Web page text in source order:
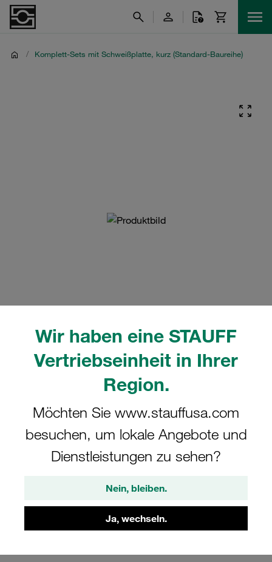
Wir haben eine STAUFF
Vertriebseinheit in Ihrer
Region.
Möchten Sie www.stauffusa.com
besuchen, um lokale Angebote und
Dienstleistungen zu sehen?
Nein, bleiben.
Ja, wechseln.
/ Komplett-Sets mit Schweißplatte, kurz (Standard-Baureihe)
tatsächlichen Produkt abweichen.
Komplettschelle Standard-Baureihe Gr.
5 Ø42mm Polyamid W10 gerippt, mit
Vorspannung Anschweißpl., kurz
Schlitzschraube
SP-542-PA-LI-M-W10
STAUFF Materialnr. 1110000521